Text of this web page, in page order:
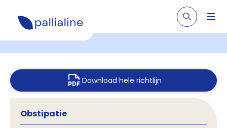
Download hele richtlijn
Obstipatie